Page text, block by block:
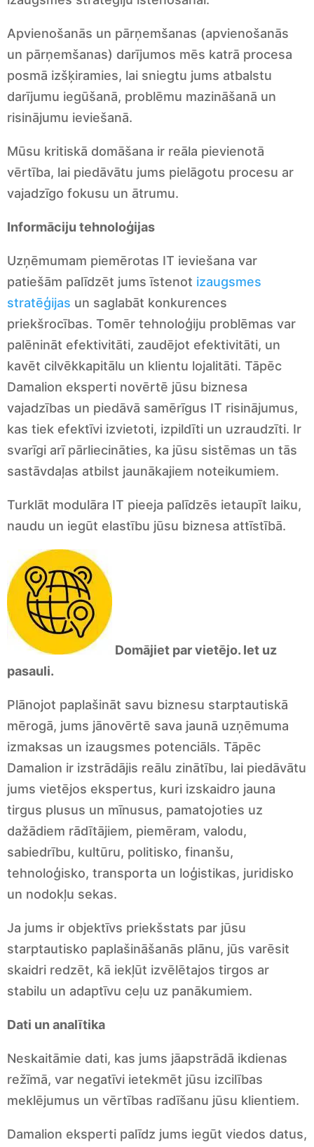
Apvienošanās un pārņemšanas (apvienošanās
un pārņemšanas) darījumos mēs katrā procesa
posmā izšķiramies, lai sniegtu jums atbalstu
darījumu iegūšanā, problēmu mazināšanā un
risinājumu ieviešanā.
Mūsu kritiskā domāšana ir reāla pievienotā
vērtība, lai piedāvātu jums pielāgotu procesu ar
vajadzīgo fokusu un ātrumu.
Informāciju tehnoloģijas
Uzņēmumam piemērotas IT ieviešana var
patiešām palīdzēt jums īstenot izaugsmes
stratēģijas un saglabāt konkurences
priekšrocības. Tomēr tehnoloģiju problēmas var
palēnināt efektivitāti, zaudējot efektivitāti, un
kavēt cilvēkkapitālu un klientu lojalitāti. Tāpēc
Damalion eksperti novērtē jūsu biznesa
vajadzības un piedāvā samērīgus IT risinājumus,
kas tiek efektīvi izvietoti, izpildīti un uzraudzīti. Ir
svarīgi arī pārliecināties, ka jūsu sistēmas un tās
sastāvdaļas atbilst jaunākajiem noteikumiem.
Turklāt modulāra IT pieeja palīdzēs ietaupīt laiku,
naudu un iegūt elastību jūsu biznesa attīstībā.
Domājiet par vietējo. Iet uz
pasauli.
Plānojot paplašināt savu biznesu starptautiskā
mērogā, jums jānovērtē sava jaunā uzņēmuma
izmaksas un izaugsmes potenciāls. Tāpēc
Damalion ir izstrādājis reālu zinātību, lai piedāvātu
jums vietējos ekspertus, kuri izskaidro jauna
tirgus plusus un mīnusus, pamatojoties uz
dažādiem rādītājiem, piemēram, valodu,
sabiedrību, kultūru, politisko, finanšu,
tehnoloģisko, transporta un loģistikas, juridisko
un nodokļu sekas.
Ja jums ir objektīvs priekšstats par jūsu
starptautisko paplašināšanās plānu, jūs varēsit
skaidri redzēt, kā iekļūt izvēlētajos tirgos ar
stabilu un adaptīvu ceļu uz panākumiem.
Dati un analītika
Neskaitāmie dati, kas jums jāapstrādā ikdienas
režīmā, var negatīvi ietekmēt jūsu izcilības
meklējumus un vērtības radīšanu jūsu klientiem.
Damalion eksperti palīdz jums iegūt viedos datus,